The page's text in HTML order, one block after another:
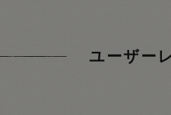
ユーザー